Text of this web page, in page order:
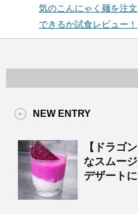
気のこんにゃく麺を注
できるか試食レビュー！
NEW ENTRY
【ドラゴ
なスムー
デザート